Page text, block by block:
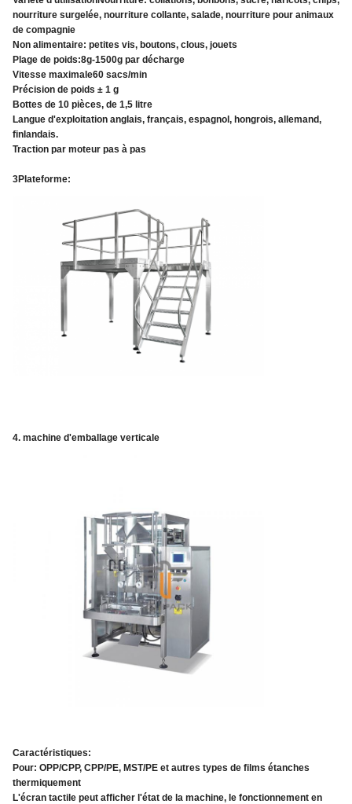
nourriture surgelée, nourriture collante, salade, nourriture pour animaux
de compagnie
Non alimentaire: petites vis, boutons, clous, jouets
Plage de poids:8g-1500g par décharge
Vitesse maximale60 sacs/min
Précision de poids ± 1 g
Bottes de 10 pièces, de 1,5 litre
Langue d'exploitation anglais, français, espagnol, hongrois, allemand,
finlandais.
Traction par moteur pas à pas
3Plateforme:
4. machine d'emballage verticale
Caractéristiques:
Pour: OPP/CPP, CPP/PE, MST/PE et autres types de films étanches
thermiquement
L'écran tactile peut afficher l'état de la machine, le fonctionnement en